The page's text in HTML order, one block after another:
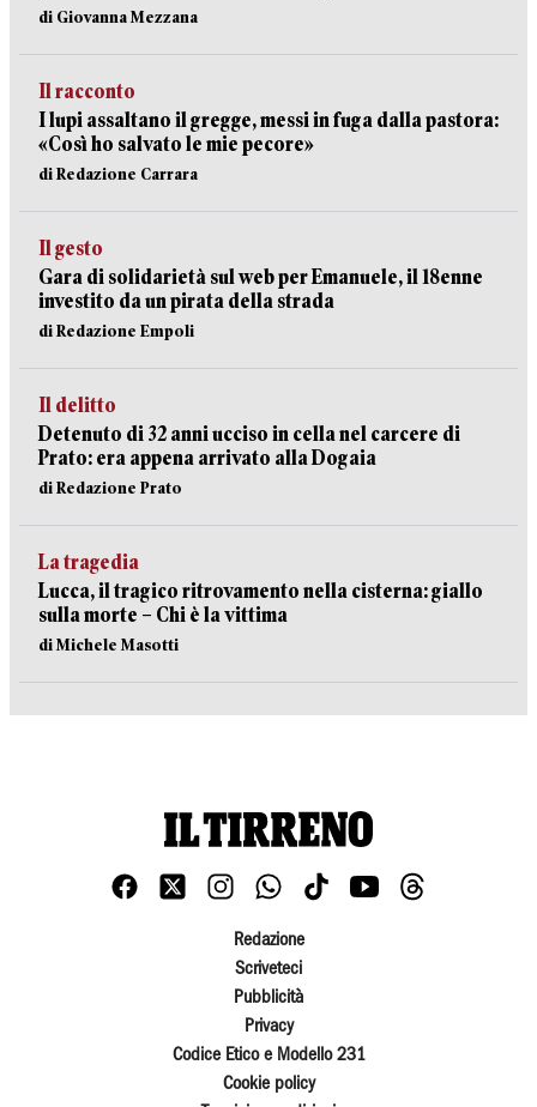
di Giovanna Mezzana
Il racconto
I lupi assaltano il gregge, messi in fuga dalla pastora:
«Così ho salvato le mie pecore»
di Redazione Carrara
Il gesto
Gara di solidarietà sul web per Emanuele, il 18enne
investito da un pirata della strada
di Redazione Empoli
Il delitto
Detenuto di 32 anni ucciso in cella nel carcere di
Prato: era appena arrivato alla Dogaia
di Redazione Prato
La tragedia
Lucca, il tragico ritrovamento nella cisterna: giallo
sulla morte – Chi è la vittima
di Michele Masotti
Redazione
Scriveteci
Pubblicità
Privacy
Codice Etico e Modello 231
Cookie policy